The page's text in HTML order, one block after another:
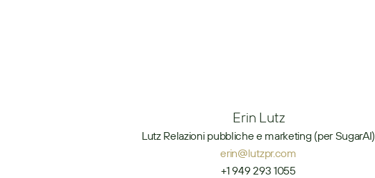
Erin Lutz
Lutz Relazioni pubbliche e marketing (per SugarAI)
erin@lutzpr.com
+1 949 293 1055